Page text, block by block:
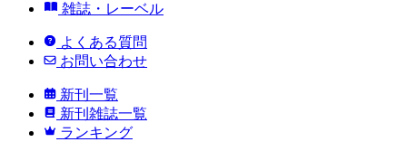
雑誌・レーベル
よくある質問
お問い合わせ
新刊一覧
新刊雑誌一覧
ランキング